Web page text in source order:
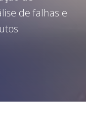
de falhas e